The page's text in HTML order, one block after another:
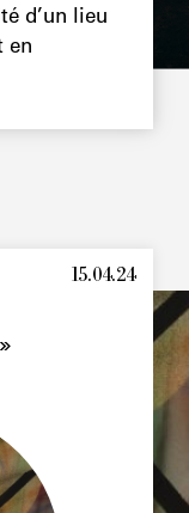
d’un lieu
en
15.04.24